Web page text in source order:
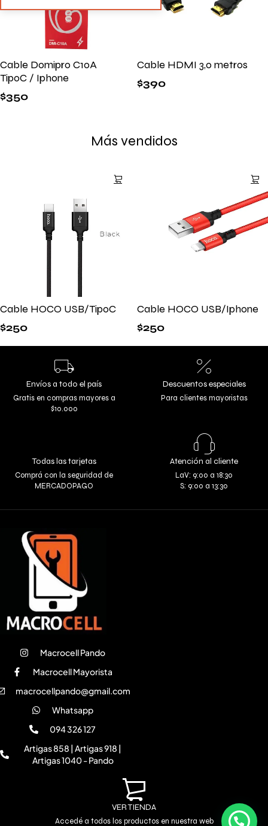
Cable Domipro C10A
TipoC / Iphone
$350
Cable HDMI 3,0 metros
$390
Más vendidos
Cable HOCO USB/TipoC
$250
Cable HOCO USB/Iphone
$250
Envíos a todo el país
Gratis en compras mayores a
$10.000
Descuentos especiales
Para clientes mayoristas
Todas las tarjetas
Comprá con la seguridad de
MERCADOPAGO
Atención al cliente
LaV: 9:00 a 18:30
S: 9:00 a 13:30
Macrocell Pando
Macrocell Mayorista
macrocellpando@gmail.com
Whatsapp
094 326 127
Artigas 858 | Artigas 918 |
Artigas 1040 - Pando
VER TIENDA
Accedé a todos los productos en nuestra web